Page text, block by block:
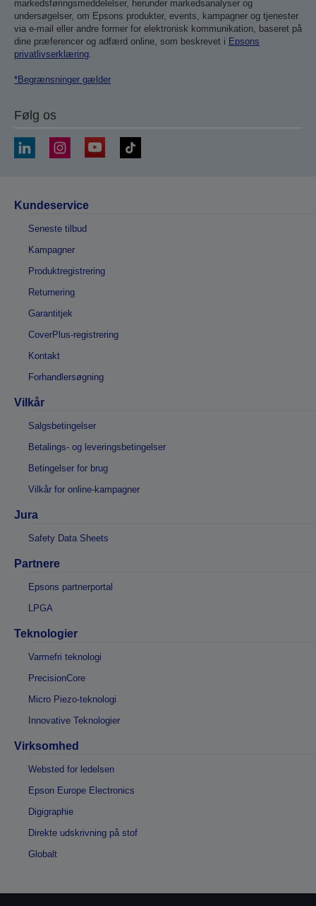
markedsføringsmeddelelser, herunder markedsanalyser og
undersøgelser, om Epsons produkter, events, kampagner og tjenester
via e-mail eller andre former for elektronisk kommunikation, baseret på
dine præferencer og adfærd online, som beskrevet i Epsons
privatlivserklæring.
*Begrænsninger gælder
Følg os
Kundeservice
Seneste tilbud
Kampagner
Produktregistrering
Returnering
Garantitjek
CoverPlus-registrering
Kontakt
Forhandlersøgning
Vilkår
Salgsbetingelser
Betalings- og leveringsbetingelser
Betingelser for brug
Vilkår for online-kampagner
Jura
Safety Data Sheets
Partnere
Epsons partnerportal
LPGA
Teknologier
Varmefri teknologi
PrecisionCore
Micro Piezo-teknologi
Innovative Teknologier
Virksomhed
Websted for ledelsen
Epson Europe Electronics
Digigraphie
Direkte udskrivning på stof
Globalt